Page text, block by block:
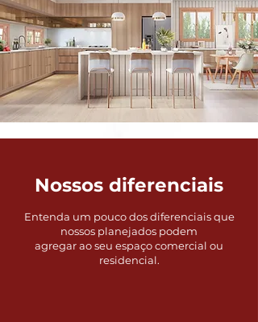
Nossos diferenciais
Entenda um pouco dos diferenciais que
nossos planejados podem
agregar aoseu espaço comercial ou
residencial.